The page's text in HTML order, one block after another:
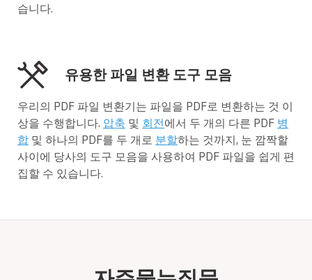
습니다.
유용한 파일 변환 도구 모음
우리의 PDF 파일 변환기는 파일을 PDF로 변환하는 것 이
상을 수행합니다. 압축 및 회전에서 두 개의 다른 PDF 병
합 및 하나의 PDF를 두 개로 분할하는 것까지, 눈 깜짝할
사이에 당사의 도구 모음을 사용하여 PDF 파일을 쉽게 편
집할 수 있습니다.